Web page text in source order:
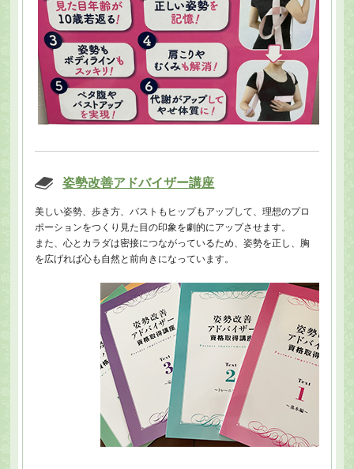
姿勢改善アドバイザー講座
美しい姿勢、歩き方、バストもヒップもアップして、理想のプロ
ポーションをつくり見た目の印象を劇的にアップさせます。
また、心とカラダは密接につながっているため、姿勢を正し、胸
を広げれば心も自然と前向きになっています。